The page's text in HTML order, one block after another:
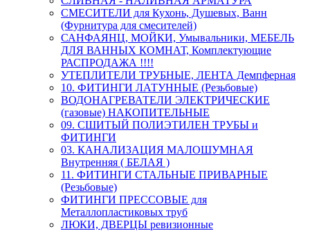
СМЕСИТЕЛИ для Кухонь, Душевых, Ванн
(Фурнитура для смесителей)
САНФАЯНЦ, МОЙКИ, Умывальники, МЕБЕЛЬ
ДЛЯ ВАННЫХ КОМНАТ, Комплектующие
РАСПРОДАЖА !!!!
УТЕПЛИТЕЛИ ТРУБНЫЕ, ЛЕНТА Демпферная
10. ФИТИНГИ ЛАТУННЫЕ (Резьбовые)
ВОДОНАГРЕВАТЕЛИ ЭЛЕКТРИЧЕСКИЕ
(газовые) НАКОПИТЕЛЬНЫЕ
09. СШИТЫЙ ПОЛИЭТИЛЕН ТРУБЫ и
ФИТИНГИ
03. КАНАЛИЗАЦИЯ МАЛОШУМНАЯ
Внутренняя ( БЕЛАЯ )
11. ФИТИНГИ СТАЛЬНЫЕ ПРИВАРНЫЕ
(Резьбовые)
ФИТИНГИ ПРЕССОВЫЕ для
Металлопластиковых труб
ЛЮКИ, ДВЕРЦЫ ревизионные